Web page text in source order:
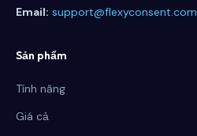
Email: support@flexyconsent.com
Sản phẩm
Tính năng
Giá cả